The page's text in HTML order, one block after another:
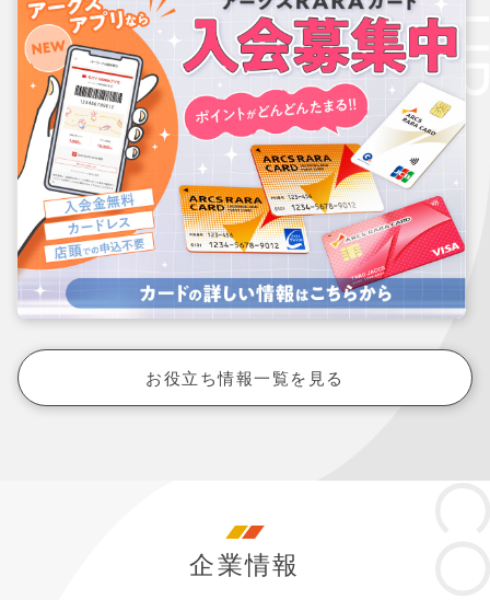
お役立ち情報一覧を見る
企業情報